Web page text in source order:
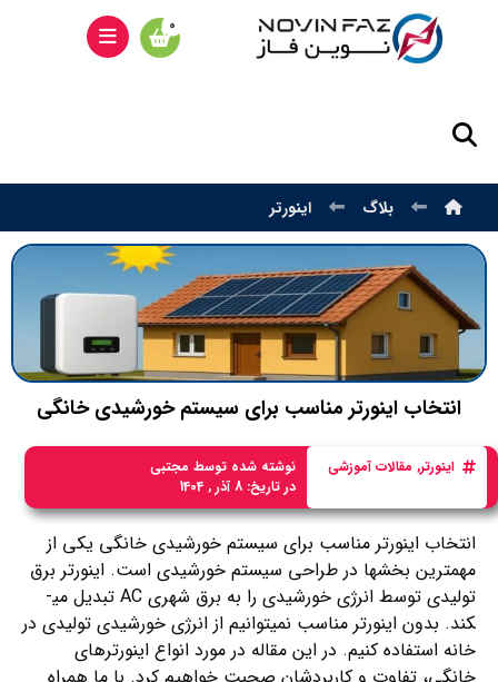
بلاگ اینورتر
انتخاب اینورتر مناسب برای سیستم خورشیدی خانگی
اینورتر, مقالات آموزشی نوشته شده توسط مجتبی
در تاریخ: 8 آذر , 1404
انتخاب اینورتر مناسب برای سیستم خورشیدی خانگی یکی از
مهم­ترین بخش­ها در طراحی سیستم خورشیدی است. اینورتر برق
تولیدی توسط انرژی خورشیدی را به برق شهری AC تبدیل می­
کند. بدون اینورتر مناسب نمی­توانیم از انرژی خورشیدی تولیدی در
خانه استفاده کنیم. در این مقاله در مورد انواع اینورتر­های